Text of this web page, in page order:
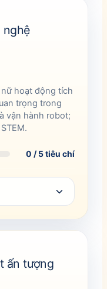
nghệ
hoạt động tích
trọng trong
vận hành robot;
0 / 5 tiêu chí
ấn tượng